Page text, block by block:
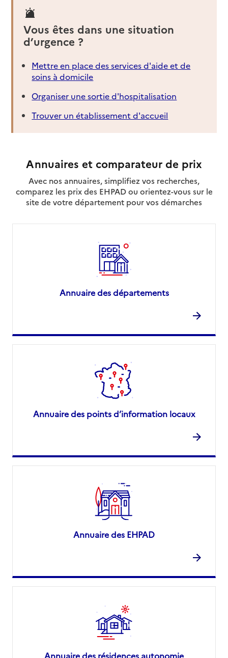
Vous êtes dans une situation
d’urgence ?
Mettre en place des services d'aide et de
soins à domicile
Organiser une sortie d'hospitalisation
Trouver un établissement d'accueil
Annuaires et comparateur de prix
Avec nos annuaires, simplifiez vos recherches,
comparez les prix des EHPAD ou orientez-vous sur le
site de votre département pour vos démarches
Annuaire des départements
Annuaire des points d’information locaux
Annuaire des EHPAD
Annuaire des résidences autonomie